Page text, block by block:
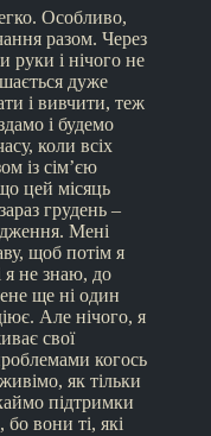
Особливо,
разом. Через
руки і нічого не
дуже
і вивчити, теж
і будемо
коли всіх
із сім’єю
цей місяць
грудень –
Мені
щоб потім я
я не знаю, до
ще ні один
Але нічого, я
свої
когось
як тільки
підтримки
вони ті, які